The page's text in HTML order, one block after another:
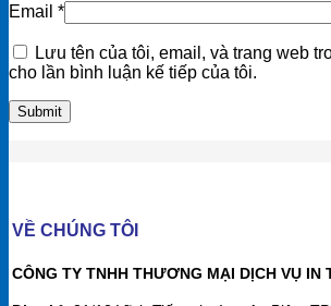
Email *
Lưu tên của tôi, email, và trang web
cho lần bình luận kế tiếp của tôi.
VỀ CHÚNG TÔI
CÔNG TY TNHH THƯƠNG MẠI DỊCH VỤ IN